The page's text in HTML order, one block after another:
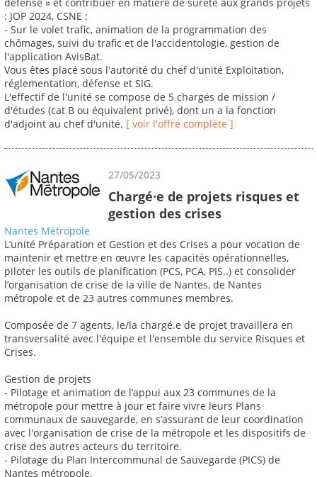
défense » et contribuer en matière de sûreté aux grands projets
: JOP 2024, CSNE ;
- Sur le volet trafic, animation de la programmation des
chômages, suivi du trafic et de l'accidentologie, gestion de
l'application AvisBat.
Vous êtes placé sous l'autorité du chef d'unité Exploitation,
réglementation, défense et SIG.
L'effectif de l'unité se compose de 5 chargés de mission /
d'études (cat B ou équivalent privé), dont un a la fonction
d'adjoint au chef d'unité. [ voir l'offre complète ]
27/05/2023
Chargé·e de projets risques et
gestion des crises
Nantes Métropole
L’unité Préparation et Gestion et des Crises a pour vocation de
maintenir et mettre en œuvre les capacités opérationnelles,
piloter les outils de planification (PCS, PCA, PIS..) et consolider
l’organisation de crise de la ville de Nantes, de Nantes
métropole et de 23 autres communes membres.
Composée de 7 agents, le/la chargé.e de projet travaillera en
transversalité avec l'équipe et l'ensemble du service Risques et
Crises.
Gestion de projets
- Pilotage et animation de l’appui aux 23 communes de la
métropole pour mettre à jour et faire vivre leurs Plans
communaux de sauvegarde, en s’assurant de leur coordination
avec l'organisation de crise de la métropole et les dispositifs de
crise des autres acteurs du territoire.
- Pilotage du Plan Intercommunal de Sauvegarde (PICS) de
Nantes métropole.